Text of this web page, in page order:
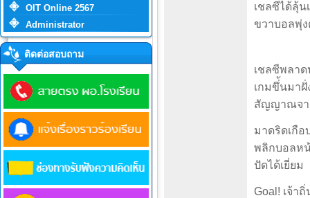
OIT Online 2567
Administrator
ติดต่อสอบถาม
เชลซีได้ลุ้
ขวาบอลพุ่
เชลซีพลาด
เกมขึ่้นมาฝั่
สัญญาณจา
มาดริดเกือ
พลิกบอลหน้
ปัดได้เยี่ยม
Goal! เจ้า